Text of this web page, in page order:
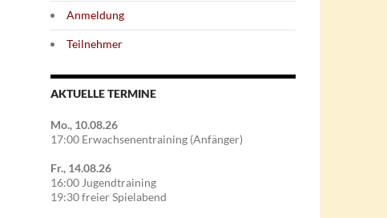
Anmeldung
Teilnehmer
AKTUELLE TERMINE
Mo., 10.08.26
17:00 Erwachsenentraining (Anfänger)
Fr., 14.08.26
16:00 Jugendtraining
19:30 freier Spielabend